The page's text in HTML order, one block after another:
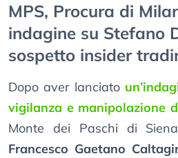
MPS, Procura di
indagine su Stefano
sospetto insider
Dopo aver lanciato
vigilanza e manipolazione
Monte dei Paschi di
Francesco Gaetano